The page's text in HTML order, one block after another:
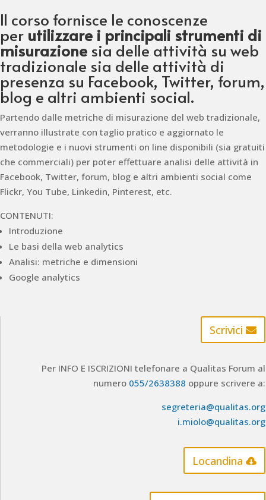
Il corso fornisce le conoscenze
per utilizzare i principali strumenti di
misurazione sia delle attività su web
tradizionale sia delle attività di
presenza su Facebook, Twitter, forum,
blog e altri ambienti social.
Partendo dalle metriche di misurazione del web tradizionale,
verranno illustrate con taglio pratico e aggiornato le
metodologie e i nuovi strumenti on line disponibili (sia gratuiti
che commerciali) per poter effettuare analisi delle attività in
Facebook, Twitter, forum, blog e altri ambienti social come
Flickr, You Tube, Linkedin, Pinterest, etc.
CONTENUTI:
Introduzione
Le basi della web analytics
Analisi: metriche e dimensioni
Google analytics
Scrivici
Per INFO E ISCRIZIONI telefonare a Qualitas Forum al
numero 055/2638388 oppure scrivere a:
segreteria@qualitas.org
i.miolo@qualitas.org
Locandina